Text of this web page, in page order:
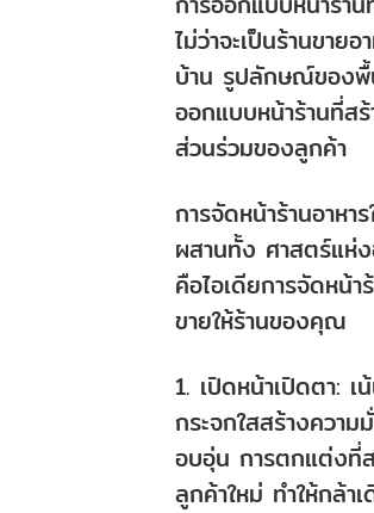
ไม่ว่าจะเป็นร้านขาย
บ้าน รูปลักษณ์ของพื้
ออกแบบหน้าร้านที่ส
ส่วนร่วมของลูกค้า
การจัดหน้าร้านอาห
ผสานทั้ง ศาสตร์แห่ง
คือไอเดียการจัดหน้
ขายให้ร้านของคุณ
1. เปิดหน้าเปิดตา: เ
กระจกใสสร้างควา
อบอุ่น การตกแต่งที่ส
ลูกค้าใหม่ ทำให้กล้า